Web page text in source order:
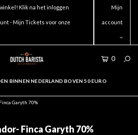
Klik na het inloggen
- Mijn Tickets voor onze
Mijn
account
0
BINNEN NEDERLAND BOVEN 50 EURO
Garyth 70%
Finca Garyth 70%